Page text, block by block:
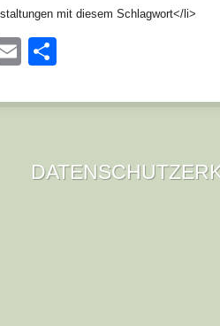
mit diesem Schlagwort</li>
Email